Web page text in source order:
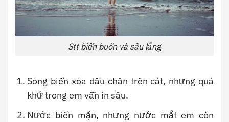
Stt biển buồn và sâu lắng
Sóng biển xóa dấu chân trên cát, nhưng quá
khứ trong em vẫn in sâu.
Nước biển mặn, nhưng nước mắt em còn